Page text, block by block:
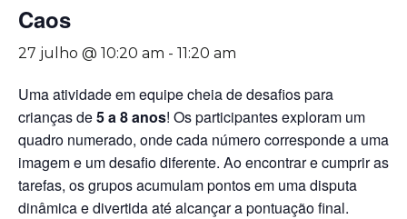
Caos
27 julho @ 10:20 am - 11:20 am
Uma atividade em equipe cheia de desafios para
crianças de5 a 8 anos! Os participantes exploram um
quadro numerado, onde cada número corresponde a uma
imagem e um desafio diferente. Ao encontrar e cumprir as
tarefas, os grupos acumulam pontos em uma disputa
dinâmica e divertida até alcançar a pontuação final.